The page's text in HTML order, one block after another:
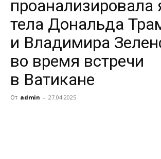
проанализировала
тела Дональда
и Владимира
во время встречи
в Ватикане
От admin - 27.04.2025